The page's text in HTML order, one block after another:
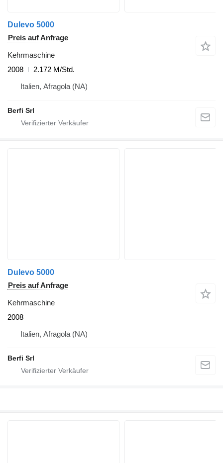
Dulevo 5000
Preis auf Anfrage
Kehrmaschine
2008
2.172 M/Std.
Italien, Afragola (NA)
Berfi Srl
Dulevo 5000
Preis auf Anfrage
Kehrmaschine
2008
Italien, Afragola (NA)
Berfi Srl